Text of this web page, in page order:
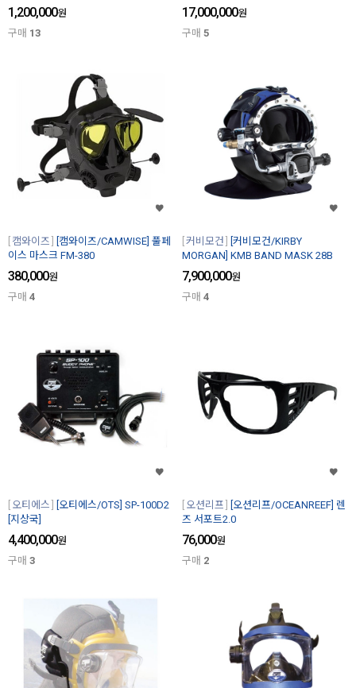
1,200,000원
구매 13
17,000,000원
구매 5
캠와이즈
[캠와이즈/CAMWISE] 풀페
이스 마스크 FM-380
380,000원
구매 4
커비모건
[커비모건/KIRBY
MORGAN] KMB BAND MASK 28B
7,900,000원
구매 4
오티에스
[오티에스/OTS] SP-100D2
[지상국]
4,400,000원
구매 3
오션리프
[오션리프/OCEANREEF] 렌
즈 서포트2.0
76,000원
구매 2